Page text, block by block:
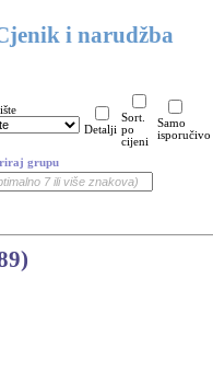
i narudžba
Detalji
Sort.
po
cijeni
Samo
isporučivo
grupu